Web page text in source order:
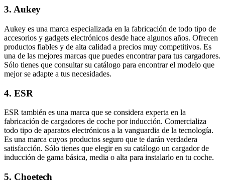
3. Aukey
Aukey es una marca especializada en la fabricación de todo tipo de
accesorios y gadgets electrónicos desde hace algunos años. Ofrecen
productos fiables y de alta calidad a precios muy competitivos. Es
una de las mejores marcas que puedes encontrar para tus cargadores.
Sólo tienes que consultar su catálogo para encontrar el modelo que
mejor se adapte a tus necesidades.
4. ESR
ESR también es una marca que se considera experta en la
fabricación de cargadores de coche por inducción. Comercializa
todo tipo de aparatos electrónicos a la vanguardia de la tecnología.
Es una marca cuyos productos seguro que te darán verdadera
satisfacción. Sólo tienes que elegir en su catálogo un cargador de
inducción de gama básica, media o alta para instalarlo en tu coche.
5. Choetech